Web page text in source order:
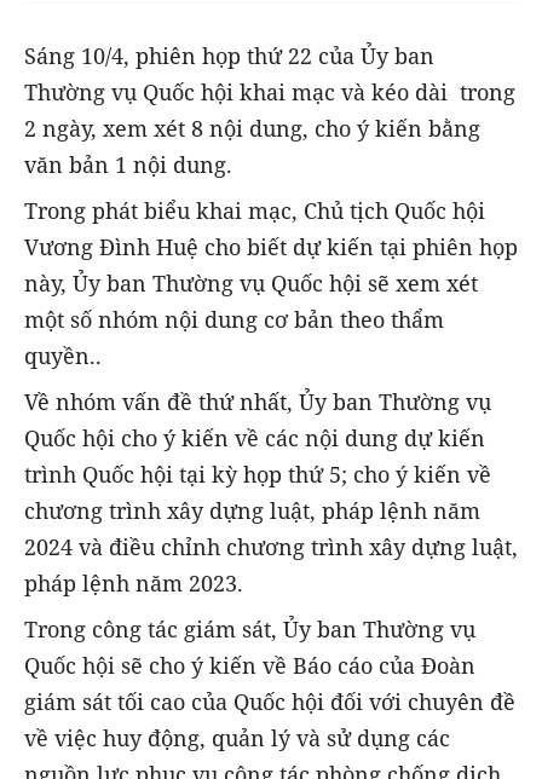
Sáng 10/4, phiên họp thứ 22 của Ủy ban
Thường vụ Quốc hội khai mạc và kéo dài trong
2 ngày, xem xét 8 nội dung, cho ý kiến bằng
văn bản 1 nội dung.
Trong phát biểu khai mạc, Chủ tịch Quốc hội
Vương Đình Huệ cho biết dự kiến tại phiên họp
này, Ủy ban Thường vụ Quốc hội sẽ xem xét
một số nhóm nội dung cơ bản theo thẩm
quyền..
Về nhóm vấn đề thứ nhất, Ủy ban Thường vụ
Quốc hội cho ý kiến về các nội dung dự kiến
trình Quốc hội tại kỳ họp thứ 5; cho ý kiến về
chương trình xây dựng luật, pháp lệnh năm
2024 và điều chỉnh chương trình xây dựng luật,
pháp lệnh năm 2023.
Trong công tác giám sát, Ủy ban Thường vụ
Quốc hội sẽ cho ý kiến về Báo cáo của Đoàn
giám sát tối cao của Quốc hội đối với chuyên đề
về việc huy động, quản lý và sử dụng các